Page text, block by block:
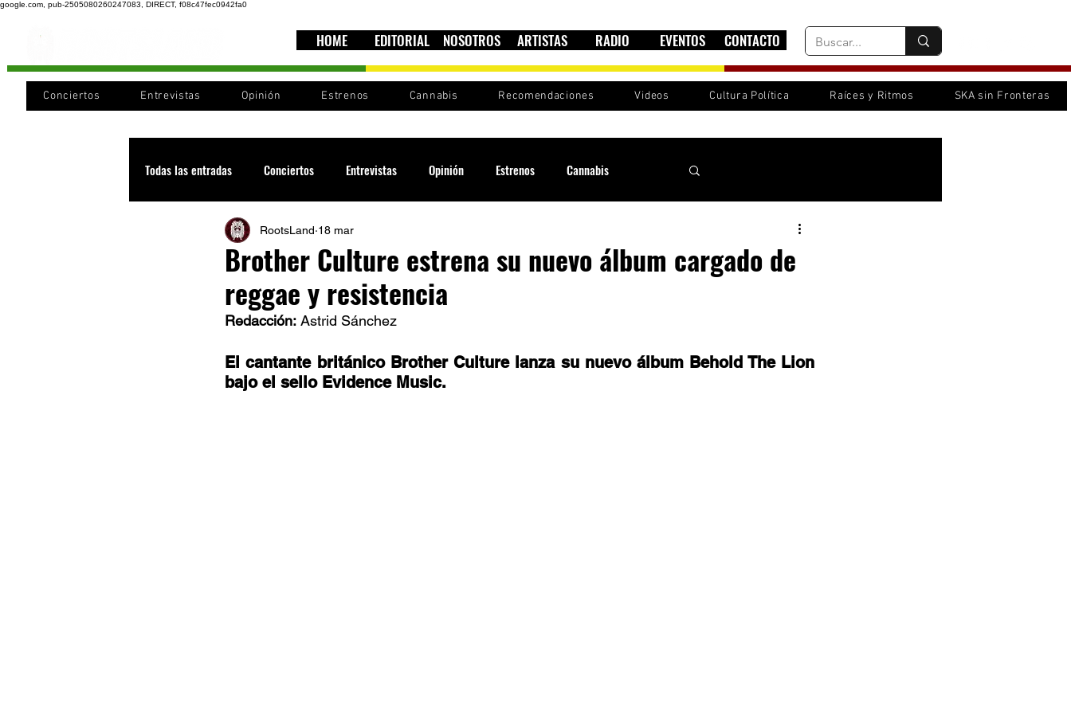
google.com, pub-2505080260247083, DIRECT, f08c47fec0942fa0
HOME EDITORIAL NOSOTROS ARTISTAS RADIO EVENTOS CONTACTO
Conciertos Entrevistas Opinión Estrenos Cannabis Recomendaciones Videos Cultura Política Raíces y Ritmos SKA sin Fronteras
Todas las entradas Conciertos Entrevistas Opinión Estrenos Cannabis
Recomendaciones Videos
Cultura Cobertura Sound System
Documentales Podcast Rastafari Fuera del reggae ANCOP
Brother Culture estrena su nuevo álbum cargado de
reggae y resistencia
RootsLand 18 mar
Redacción: Astrid Sánchez
El cantante británico Brother Culture lanza su nuevo álbum Behold The Lion
bajo el sello Evidence Music.